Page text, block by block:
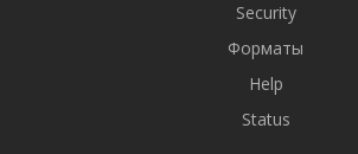
Security
Форматы
Help
Status